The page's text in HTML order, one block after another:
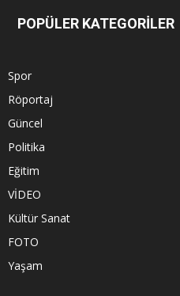
POPÜLER KATEGORİLER
Spor
Röportaj
Güncel
Politika
Eğitim
VİDEO
Kültür Sanat
FOTO
Yaşam